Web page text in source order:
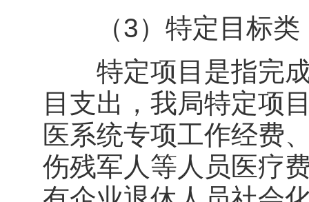
（3）特定目标类
特定项目是指完成
目支出，我局特定项
医系统专项工作经费
伤残军人等人员医疗